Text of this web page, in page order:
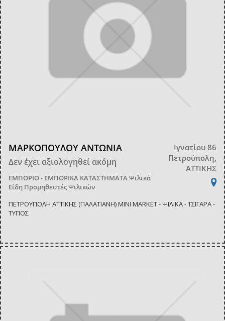
ΜΑΡΚΟΠΟΥΛΟΥ ΑΝΤΩΝΙΑ
Δεν έχει αξιολογηθεί ακόμη
ΕΜΠΟΡΙΟ - ΕΜΠΟΡΙΚΑ ΚΑΤΑΣΤΗΜΑΤΑΨιλικά
Είδη Προμηθευτές Ψιλικών
Ιγνατίου 86
Πετρούπολη,
ΑΤΤΙΚΗΣ
ΠΕΤΡΟΥΠΟΛΗ ΑΤΤΙΚΗΣ (ΠΑΛΑΤΙΑΝΗ) MINI MARKET - ΨΙΛΙΚΑ - ΤΣΙΓΑΡΑ -
ΤΥΠΟΣ